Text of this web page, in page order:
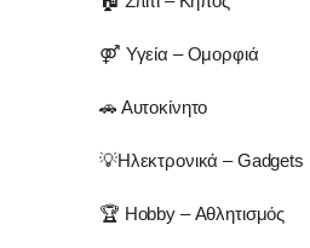
⚤ Υγεία – Ομορφιά
🚗 Αυτοκίνητο
💡Ηλεκτρονικά – Gadgets
🏆 Hobby – Αθλητισμός